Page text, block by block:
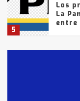
5
Los
La
entre